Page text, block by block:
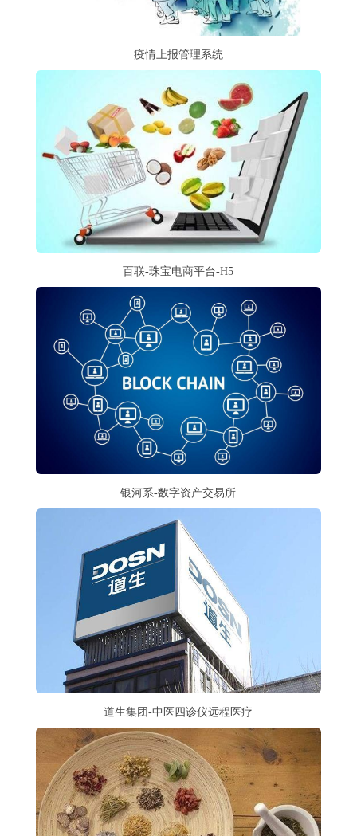
疫情上报管理系统
百联-珠宝电商平台-H5
银河系-数字资产交易所
道生集团-中医四诊仪远程医疗